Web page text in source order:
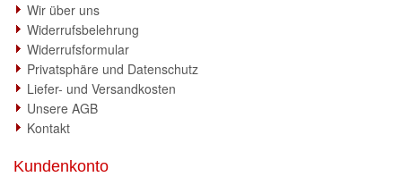
Wir über uns
Widerrufsbelehrung
Widerrufsformular
Privatsphäre und Datenschutz
Liefer- und Versandkosten
Unsere AGB
Kontakt
Kundenkonto